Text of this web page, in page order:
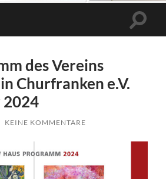
des Vereins
Churfranken e.V.
2024
KEINE KOMMENTARE